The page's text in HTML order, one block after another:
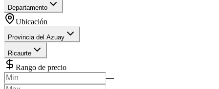
Departamento
Ubicación
Provincia del Azuay
Ricaurte
Rango de precio
—